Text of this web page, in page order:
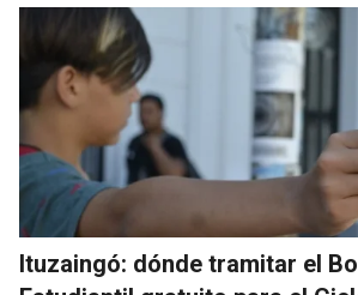
Ituzaingó: dónde tramitar el